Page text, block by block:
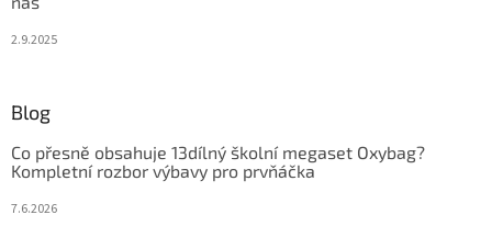
2.9.2025
Blog
Co přesně obsahuje 13dílný školní megaset Oxybag?
Kompletní rozbor výbavy pro prvňáčka
7.6.2026